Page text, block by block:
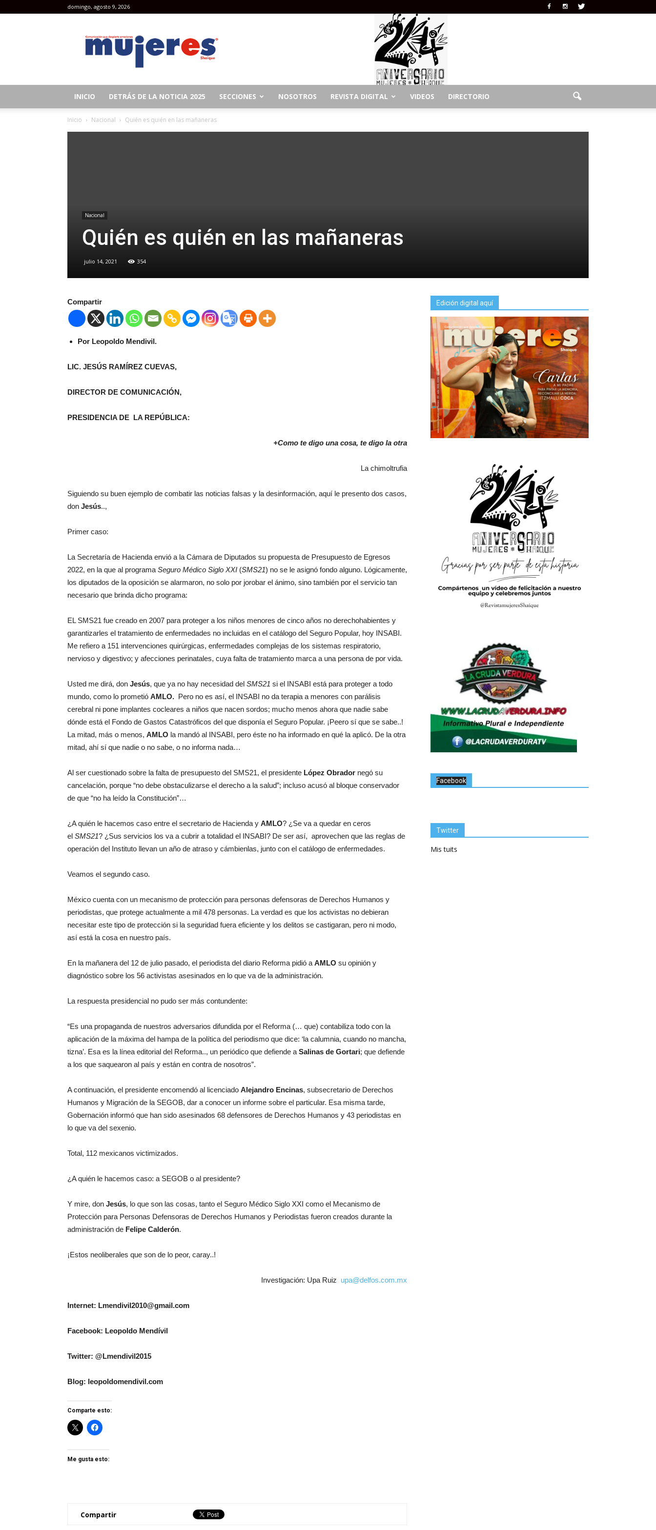
domingo, agosto 9, 2026
Mujeres
INICIO DETRÁS DE LA NOTICIA 2025 SECCIONES NOSOTROS REVISTA DIGITAL VIDEOS DIRECTORIO
Inicio Nacional Quién es quién en las mañaneras
Nacional
Quién es quién en las mañaneras
julio 14, 2021 354
Compartir
Por Leopoldo Mendivil.
LIC. JESÚS RAMÍREZ CUEVAS,
DIRECTOR DE COMUNICACIÓN,
PRESIDENCIA DE LA REPÚBLICA:
+Como te digo una cosa, te digo la otra
La chimoltrufia
Siguiendo su buen ejemplo de combatir las noticias falsas y la desinformación, aquí le presento dos casos,
don Jesús..,
Primer caso:
La Secretaría de Hacienda envió a la Cámara de Diputados su propuesta de Presupuesto de Egresos
2022, en la que al programa Seguro Médico Siglo XXI (SMS21) no se le asignó fondo alguno. Lógicamente,
los diputados de la oposición se alarmaron, no solo por jorobar el ánimo, sino también por el servicio tan
necesario que brinda dicho programa:
EL SMS21 fue creado en 2007 para proteger a los niños menores de cinco años no derechohabientes y
garantizarles el tratamiento de enfermedades no incluidas en el catálogo del Seguro Popular, hoy INSABI.
Me refiero a 151 intervenciones quirúrgicas, enfermedades complejas de los sistemas respiratorio,
nervioso y digestivo; y afecciones perinatales, cuya falta de tratamiento marca a una persona de por vida.
Usted me dirá, don Jesús, que ya no hay necesidad del SMS21 si el INSABI está para proteger a todo
mundo, como lo prometió AMLO. Pero no es así, el INSABI no da terapia a menores con parálisis
cerebral ni pone implantes cocleares a niños que nacen sordos; mucho menos ahora que nadie sabe
dónde está el Fondo de Gastos Catastróficos del que disponía el Seguro Popular. ¡Peero sí que se sabe..!
La mitad, más o menos, AMLO la mandó al INSABI, pero éste no ha informado en qué la aplicó. De la otra
mitad, ahí sí que nadie o no sabe, o no informa nada…
Al ser cuestionado sobre la falta de presupuesto del SMS21, el presidente López Obrador negó su
cancelación, porque “no debe obstaculizarse el derecho a la salud”; incluso acusó al bloque conservador
de que “no ha leído la Constitución”…
¿A quién le hacemos caso entre el secretario de Hacienda y AMLO? ¿Se va a quedar en ceros
el SMS21? ¿Sus servicios los va a cubrir a totalidad el INSABI? De ser así, aprovechen que las reglas de
operación del Instituto llevan un año de atraso y cámbienlas, junto con el catálogo de enfermedades.
Veamos el segundo caso.
México cuenta con un mecanismo de protección para personas defensoras de Derechos Humanos y
periodistas, que protege actualmente a mil 478 personas. La verdad es que los activistas no debieran
necesitar este tipo de protección si la seguridad fuera eficiente y los delitos se castigaran, pero ni modo,
así está la cosa en nuestro país.
En la mañanera del 12 de julio pasado, el periodista del diario Reforma pidió a AMLO su opinión y
diagnóstico sobre los 56 activistas asesinados en lo que va de la administración.
La respuesta presidencial no pudo ser más contundente:
“Es una propaganda de nuestros adversarios difundida por el Reforma (… que) contabiliza todo con la
aplicación de la máxima del hampa de la política del periodismo que dice: ‘la calumnia, cuando no mancha,
tizna’. Esa es la línea editorial del Reforma.., un periódico que defiende a Salinas de Gortari; que defiende
a los que saquearon al país y están en contra de nosotros”.
A continuación, el presidente encomendó al licenciado Alejandro Encinas, subsecretario de Derechos
Humanos y Migración de la SEGOB, dar a conocer un informe sobre el particular. Esa misma tarde,
Gobernación informó que han sido asesinados 68 defensores de Derechos Humanos y 43 periodistas en
lo que va del sexenio.
Total, 112 mexicanos victimizados.
¿A quién le hacemos caso: a SEGOB o al presidente?
Y mire, don Jesús, lo que son las cosas, tanto el Seguro Médico Siglo XXI como el Mecanismo de
Protección para Personas Defensoras de Derechos Humanos y Periodistas fueron creados durante la
administración de Felipe Calderón.
¡Estos neoliberales que son de lo peor, caray..!
Investigación: Upa Ruiz upa@delfos.com.mx
Internet: Lmendivil2010@gmail.com
Facebook: Leopoldo Mendívil
Twitter: @Lmendivil2015
Blog: leopoldomendivil.com
Comparte esto:
Me gusta esto:
Compartir
Edición digital aquí
Facebook
Twitter
Mis tuits